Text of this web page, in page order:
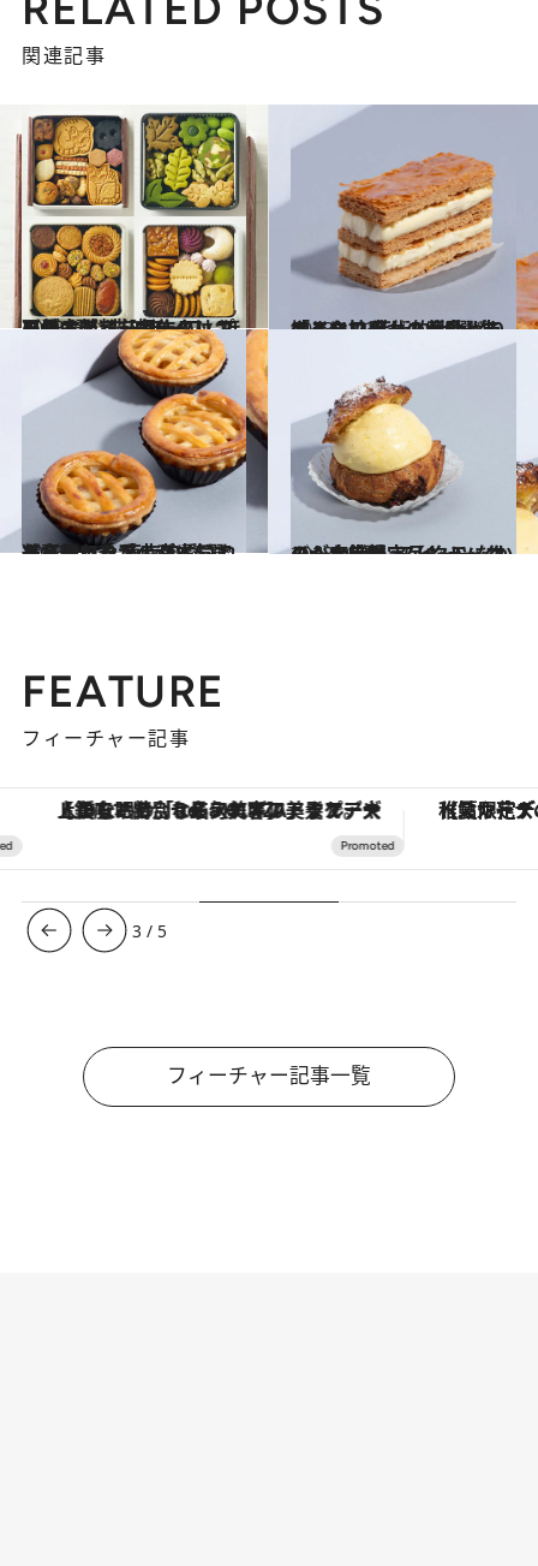
関連記事
2023.12.17
可愛すぎる【名作クッキー缶9選】猫モチーフ、ほろほろスノーボール… プロが太鼓判を押すのはコレ
グルメ 2023.11.30
スイーツなかのが愛してやまない 芸術的仕上がり「ミルフィーユ」5選 生地とクリームの黄金バランスに拍手
グルメ
2023.10.31
スイーツなかのが本気で選び抜いた 東京で愛される名物アップルパイ5選 差し入れや手土産にしても喜ばれる！
グルメ 2023.9.30
みんな大好き【シュークリーム5選】スイーツなかのが大絶賛 ヨックモックの一店舗限定品も！
グルメ
FEATURE
フィーチャー記事
【銀座で出合う最旬美容】美髪ケアや上質な眠り…セルフケアのアップデートから、特別な名入れギフトまで。大人のための「ReFa GINZA」クルーズ 【夏限定ディナーコース】旬を
3 / 5
フィーチャー記事一覧